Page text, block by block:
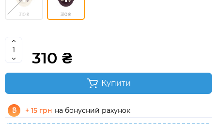
310 ₴ 310 ₴
310 ₴
Купити
+ 15 грн на бонусний рахунок